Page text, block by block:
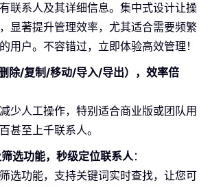
联系人及其详细信息。集中式设计让操
显著提升管理效率，尤其适合需要频繁
用户。不容错过，立即体验高效管理！
除/复制/移动/导入/导出），效率倍
少人工操作，特别适合商业版或团队用
甚至上千联系人。
选功能，秒级定位联系人：
选功能，支持关键词实时查找，让您可